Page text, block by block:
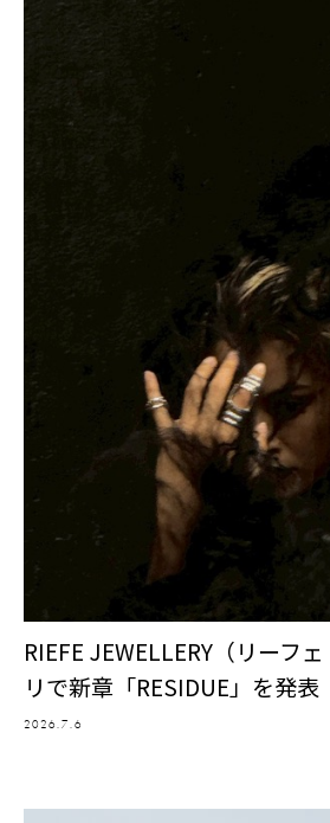
RIEFE JEWELLERY（リーフ
リで新章「RESIDUE」を発表
2026.7.6